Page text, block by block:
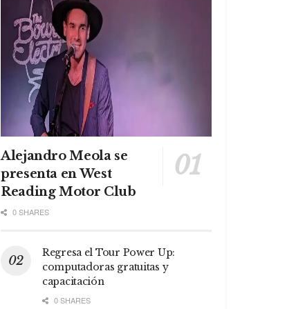
Alejandro Meola se
presenta en West
Reading Motor Club
0 SHARES
Regresa el Tour Power Up:
computadoras gratuitas y
capacitación
0 SHARES